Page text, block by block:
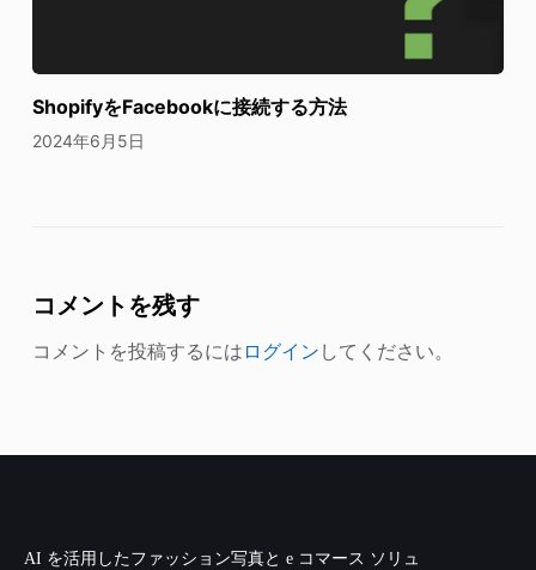
ShopifyをFacebookに接続する方法
2024年6月5日
コメントを残す
コメントを投稿するには ログイン してください。
AI を活用したファッション写真と e コマース ソリュ